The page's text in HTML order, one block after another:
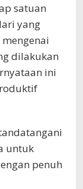
satuan
yang
dilakukan
ini
untuk
penuh